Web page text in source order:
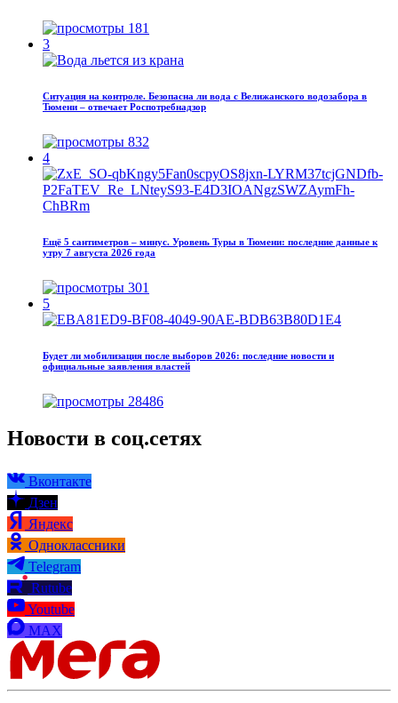
181
3
Ситуация на контроле. Безопасна ли вода с Велижанского водозабора в
Тюмени – отвечает Роспотребнадзор
832
4
Ещё 5 сантиметров – минус. Уровень Туры в Тюмени: последние данные к
утру 7 августа 2026 года
301
5
Будет ли мобилизация после выборов 2026: последние новости и
официальные заявления властей
28486
Новости в соц.сетях
Вконтакте
Дзен
Яндекс
Одноклассники
Telegram
Rutube
Youtube
MAX